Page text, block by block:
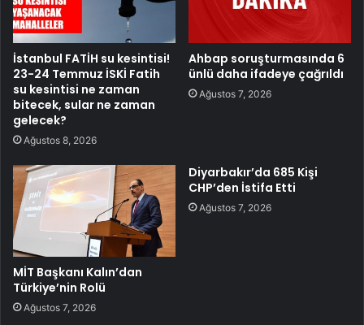
İstanbul FATİH su kesintisi!
23-24 Temmuz İSKİ Fatih
su kesintisi ne zaman
bitecek, sular ne zaman
gelecek?
Ağustos 8, 2026
Ahbap soruşturmasında 6
ünlü daha ifadeye çağrıldı
Ağustos 7, 2026
MİT Başkanı Kalın’dan
Türkiye’nin Rolü
Ağustos 7, 2026
Diyarbakır’da 685 Kişi
CHP’den İstifa Etti
Ağustos 7, 2026